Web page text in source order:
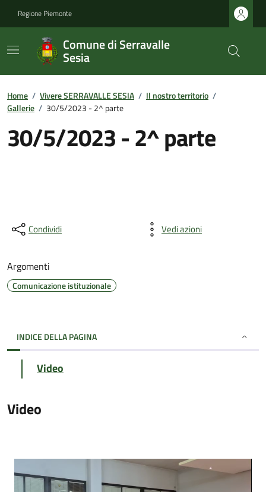
Regione Piemonte
Comune di Serravalle
Sesia
Home / Vivere SERRAVALLE SESIA / Il nostro territorio /
Gallerie / 30/5/2023 - 2^ parte
30/5/2023 - 2^ parte
Condividi Vedi azioni
Argomenti
Comunicazione istituzionale
INDICE DELLA PAGINA
Video
Video